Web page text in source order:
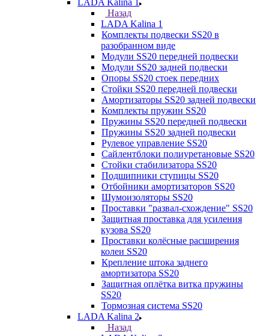
LADA Kalina 1
Назад
LADA Kalina 1
Комплекты подвески SS20 в
разобранном виде
Модули SS20 передней подвески
Модули SS20 задней подвески
Опоры SS20 стоек передних
Стойки SS20 передней подвески
Амортизаторы SS20 задней подвески
Комплекты пружин SS20
Пружины SS20 передней подвески
Пружины SS20 задней подвески
Рулевое управление SS20
Сайлентблоки полиуретановые SS20
Стойки стабилизатора SS20
Подшипники ступицы SS20
Отбойники амортизаторов SS20
Шумоизоляторы SS20
Проставки "развал-схождение" SS20
Защитная проставка для усиления
кузова SS20
Проставки колёсные расширения
колеи SS20
Крепление штока заднего
амортизатора SS20
Защитная оплётка витка пружины
SS20
Тормозная система SS20
LADA Kalina 2
Назад